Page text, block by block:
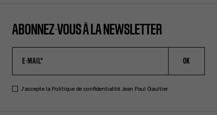
ABONNEZ-VOUS À LA NEWSLETTER
OK
J'accepte la Politique de confidentialitéJean Paul Gaultier